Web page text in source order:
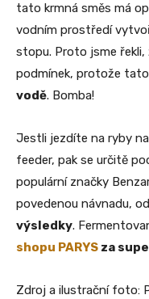
tato krmná směs má
vodním prostředí
stopu. Proto jsme
podmínek, protože
vodě. Bomba!
Jestli jezdíte na ryby
feeder, pak se určitě
populární značky
povedenou návnadu,
výsledky.
shopu PARYS za
Zdroj a ilustrační foto: